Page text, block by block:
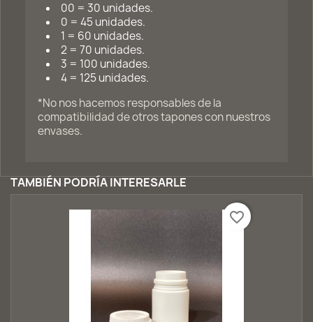
00 = 30 unidades.
0 = 45 unidades.
1 = 60 unidades.
2 = 70 unidades.
3 = 100 unidades.
4 = 125 unidades.
*No nos hacemos responsables de la
compatibilidad de otros tapones con nuestros
envases.
TAMBIÉN PODRÍA INTERESARLE
favorite_border